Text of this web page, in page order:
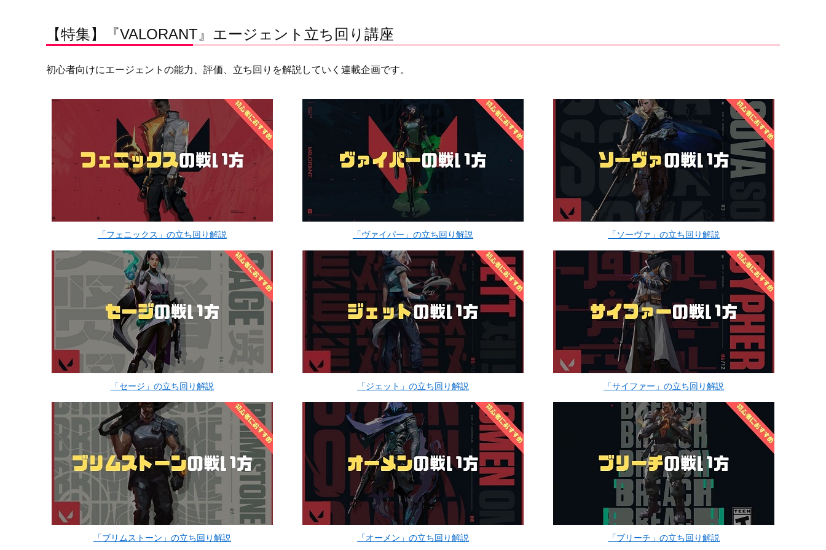
【特集】『VALORANT』エージェント立ち回り講座
初心者向けにエージェントの能力、評価、立ち回りを解説していく連載企画です。
「フェニックス」の立ち回り解説 「ヴァイパー」の立ち回り解説 「ソーヴァ」の立ち回り解説
「セージ」の立ち回り解説 「ジェット」の立ち回り解説 「サイファー」の立ち回り解説
「ブリムストーン」の立ち回り解説 「オーメン」の立ち回り解説 「ブリーチ」の立ち回り解説